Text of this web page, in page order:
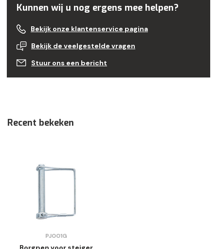
Kunnen wij u nog ergens mee helpen?
Bekijk onze klantenservice pagina
Bekijk de veelgestelde vragen
Stuur ons een bericht
Recent bekeken
PJ001G